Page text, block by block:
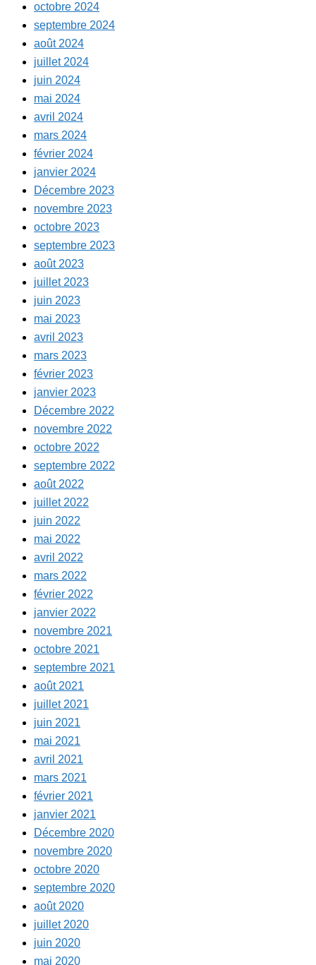
octobre 2024
septembre 2024
août 2024
juillet 2024
juin 2024
mai 2024
avril 2024
mars 2024
février 2024
janvier 2024
Décembre 2023
novembre 2023
octobre 2023
septembre 2023
août 2023
juillet 2023
juin 2023
mai 2023
avril 2023
mars 2023
février 2023
janvier 2023
Décembre 2022
novembre 2022
octobre 2022
septembre 2022
août 2022
juillet 2022
juin 2022
mai 2022
avril 2022
mars 2022
février 2022
janvier 2022
novembre 2021
octobre 2021
septembre 2021
août 2021
juillet 2021
juin 2021
mai 2021
avril 2021
mars 2021
février 2021
janvier 2021
Décembre 2020
novembre 2020
octobre 2020
septembre 2020
août 2020
juillet 2020
juin 2020
mai 2020